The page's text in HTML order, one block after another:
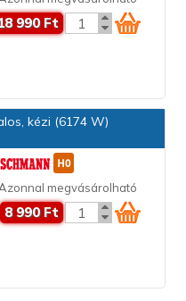
990 Ft
kézi (6174 W)
megvásárolható
8 990 Ft